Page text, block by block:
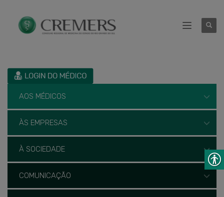
AOS MÉDICOS
ÀS EMPRESAS
À SOCIEDADE
COMUNICAÇÃO